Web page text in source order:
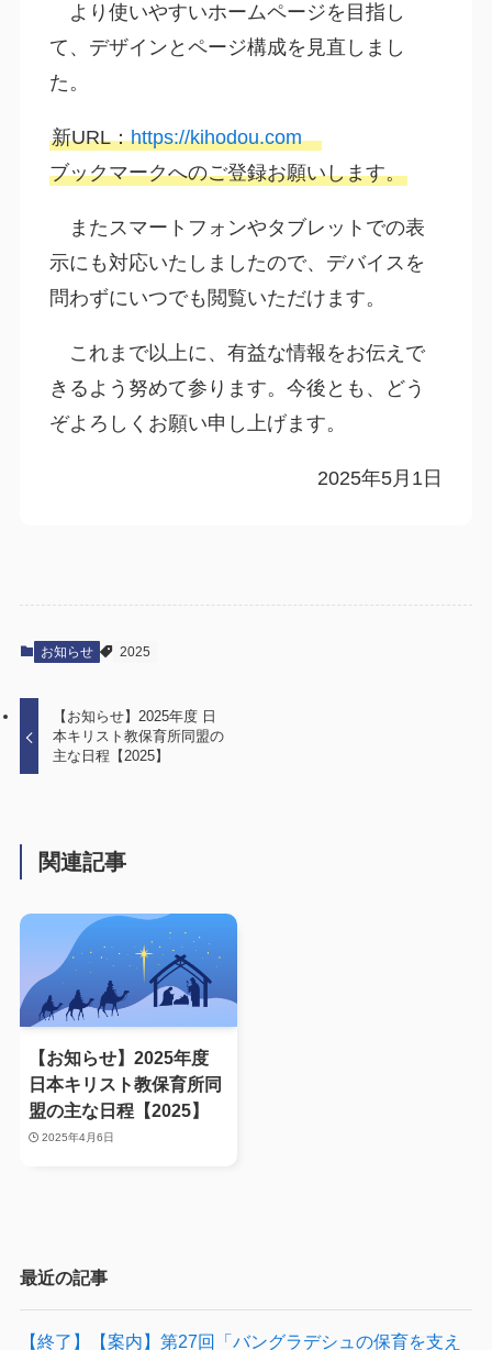
より使いやすいホームページを目指し
て、デザインとページ構成を見直しまし
た。
新URL：https://kihodou.com
ブックマークへのご登録お願いします。
またスマートフォンやタブレットでの表
示にも対応いたしましたので、デバイスを
問わずにいつでも閲覧いただけます。
これまで以上に、有益な情報をお伝えで
きるよう努めて参ります。今後とも、どう
ぞよろしくお願い申し上げます。
2025年5月1日
お知らせ 2025
【お知らせ】2025年度 日
本キリスト教保育所同盟の
主な日程【2025】
関連記事
【お知らせ】2025年度
日本キリスト教保育所同
盟の主な日程【2025】
2025年4月6日
最近の記事
【終了】【案内】第27回「バングラデシュの保育を支え